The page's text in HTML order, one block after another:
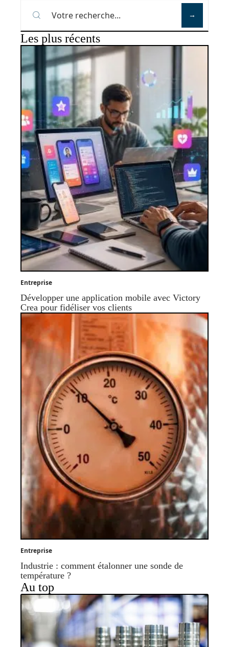
Les plus récents
Entreprise
Développer une application mobile avec Victory
Crea pour fidéliser vos clients
Entreprise
Industrie : comment étalonner une sonde de
température ?
Au top